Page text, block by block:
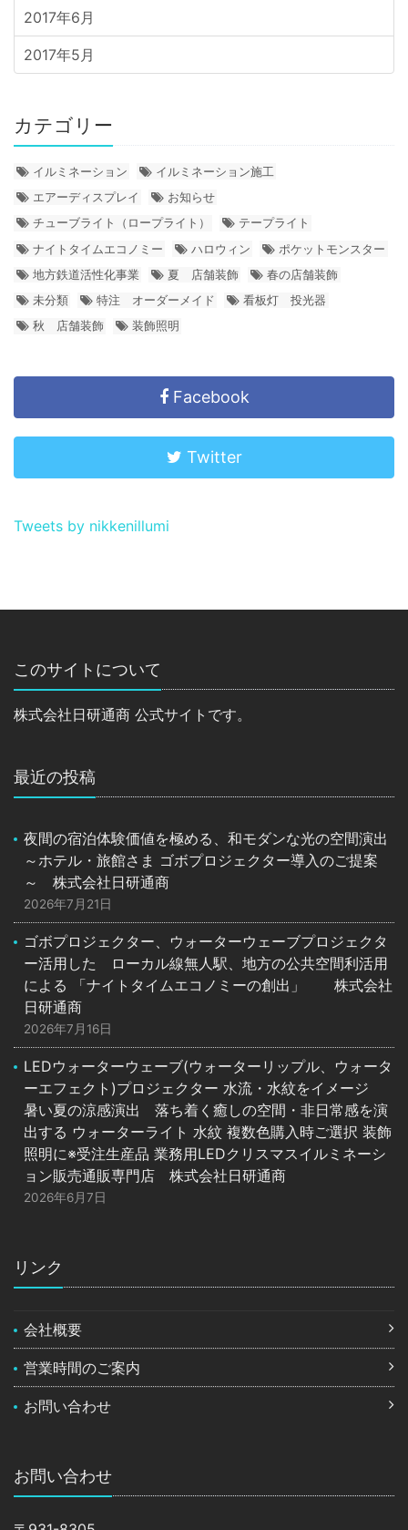
2017年6月
2017年5月
カテゴリー
イルミネーション
イルミネーション施工
エアーディスプレイ
お知らせ
チューブライト（ロープライト）
テープライト
ナイトタイムエコノミー
ハロウィン
ポケットモンスター
地方鉄道活性化事業
夏 店舗装飾
春の店舗装飾
未分類
特注 オーダーメイド
看板灯 投光器
秋 店舗装飾
装飾照明
Facebook
Twitter
Tweets by nikkenillumi
このサイトについて
株式会社日研通商 公式サイトです。
最近の投稿
夜間の宿泊体験価値を極める、和モダンな光の空間演出
～ホテル・旅館さま ゴボプロジェクター導入のご提案
～ 株式会社日研通商
2026年7月21日
ゴボプロジェクター、ウォーターウェーブプロジェクタ
ー活用した ローカル線無人駅、地方の公共空間利活用
による 「ナイトタイムエコノミーの創出」 株式会社
日研通商
2026年7月16日
LEDウォーターウェーブ(ウォーターリップル、ウォータ
ーエフェクト)プロジェクター 水流・水紋をイメージ
暑い夏の涼感演出 落ち着く癒しの空間・非日常感を演
出する ウォーターライト 水紋 複数色購入時ご選択 装飾
照明に※受注生産品 業務用LEDクリスマスイルミネーシ
ョン販売通販専門店 株式会社日研通商
2026年6月7日
リンク
会社概要
営業時間のご案内
お問い合わせ
お問い合わせ